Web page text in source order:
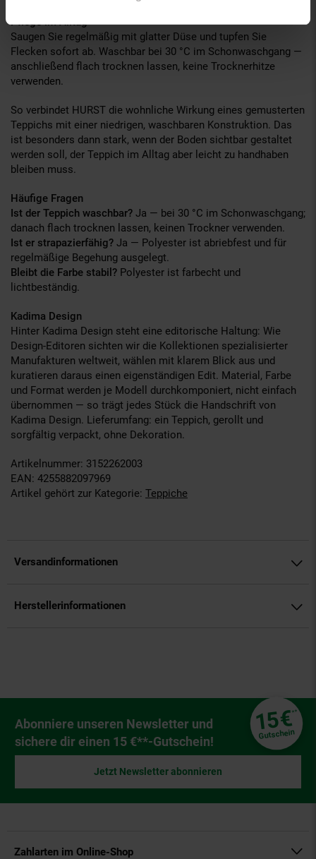
Pflege im Alltag
Saugen Sie regelmäßig mit glatter Düse und tupfen Sie
Flecken sofort ab. Waschbar bei 30 °C im Schonwaschgang —
anschließend flach trocknen lassen, keine Trocknerhitze
verwenden.
So verbindet HURST die wohnliche Wirkung eines gemusterten
Teppichs mit einer niedrigen, waschbaren Konstruktion. Das
ist besonders dann stark, wenn der Boden sichtbar gestaltet
werden soll, der Teppich im Alltag aber leicht zu handhaben
bleiben muss.
Häufige Fragen
Ist der Teppich waschbar? Ja — bei 30 °C im Schonwaschgang;
danach flach trocknen lassen, keinen Trockner verwenden.
Ist er strapazierfähig? Ja — Polyester ist abriebfest und für
regelmäßige Begehung ausgelegt.
Bleibt die Farbe stabil? Polyester ist farbecht und
lichtbeständig.
Kadima Design
Hinter Kadima Design steht eine editorische Haltung: Wie
Design-Editoren sichten wir die Kollektionen spezialisierter
Manufakturen weltweit, wählen mit klarem Blick aus und
kuratieren daraus einen eigenständigen Edit. Material, Farbe
und Format werden je Modell durchkomponiert, nicht einfach
übernommen — so trägt jedes Stück die Handschrift von
Kadima Design. Lieferumfang: ein Teppich, gerollt und
sorgfältig verpackt, ohne Dekoration.
Artikelnummer: 3152262003
EAN: 4255882097969
Artikel gehört zur Kategorie: Teppiche
Versandinformationen
Herstellerinformationen
Newsletter Anmeldung
Abonniere unseren Newsletter und
sichere dir einen 15 €**-Gutschein!
15€**
Gutschein
Jetzt Newsletter abonnieren
Zahlarten im Online-Shop